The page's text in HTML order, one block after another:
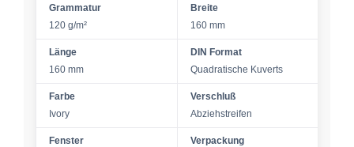
Grammatur
120 g/m²
Breite
160 mm
Länge
160 mm
DIN Format
Quadratische Kuverts
Farbe
Ivory
Verschluß
Abziehstreifen
Fenster
Verpackung